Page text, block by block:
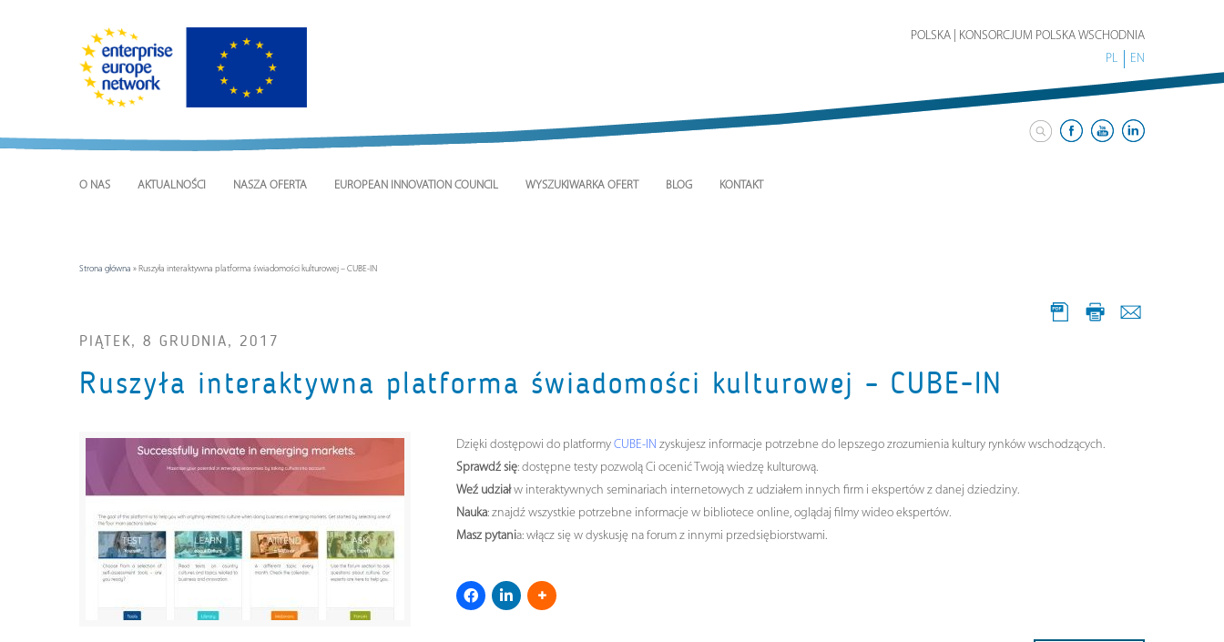
POLSKA | KONSORCJUM POLSKA WSCHODNIA
PL
EN
O NAS AKTUALNOŚCI NASZA OFERTA EUROPEAN INNOVATION COUNCIL WYSZUKIWARKA OFERT BLOG KONTAKT
Strona główna » Ruszyła interaktywna platforma świadomości kulturowej – CUBE-IN
PIĄTEK, 8 GRUDNIA, 2017
Ruszyła interaktywna platforma świadomości kulturowej – CUBE-IN
Dzięki dostępowi do platformy CUBE-IN zyskujesz informacje potrzebne do lepszego zrozumienia kultury rynków wschodzących.
Sprawdź się: dostępne testy pozwolą Ci ocenić Twoją wiedzę kulturową.
Weź udziałw interaktywnych seminariach internetowych z udziałem innych firm i ekspertów z danej dziedziny.
Nauka: znajdź wszystkie potrzebne informacje w bibliotece online, oglądaj filmy wideo ekspertów.
Masz pytania: włącz się w dyskusję na forum z innymi przedsiębiorstwami.